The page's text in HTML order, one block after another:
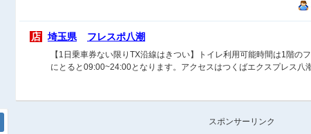
店 埼玉県 フレスポ八潮
【1日乗車券ない限りTX沿線はきつい】トイレ利用可能時間は1階の
にとると09:00~24:00となります。アクセスはつくばエクスプレス八
スポンサーリンク